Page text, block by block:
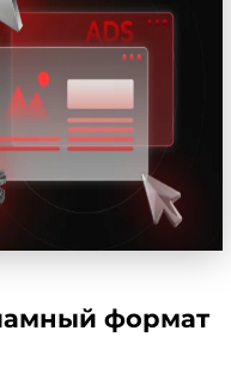
формат